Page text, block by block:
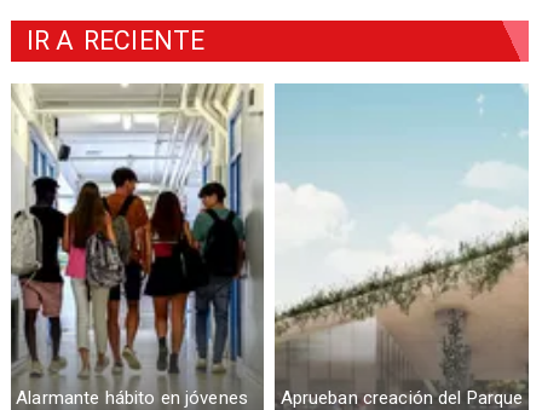
Alarmante hábito en jóvenes
Aprueban creación del Parque
IR A RECIENTE